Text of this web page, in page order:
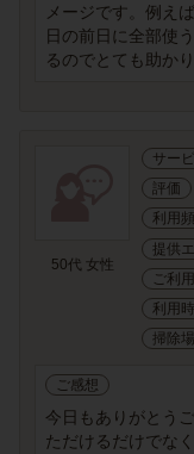
メージです。例え
日の前日に全部使
るのでとても助かり
50代 女性
サー
評価
利用
提供
ご利
利用時
掃除
ご感想
今日もありがとう
ただけるだけでな